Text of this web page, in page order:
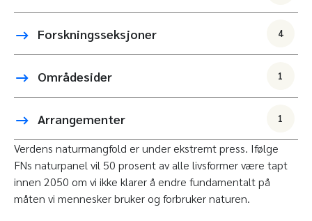
Forskningsseksjoner 4
Områdesider 1
Arrangementer 1
Verdens naturmangfold er under ekstremt press. Ifølge
FNs naturpanel vil 50 prosent av alle livsformer være tapt
innen 2050 om vi ikke klarer å endre fundamentalt på
måten vi mennesker bruker og forbruker naturen.